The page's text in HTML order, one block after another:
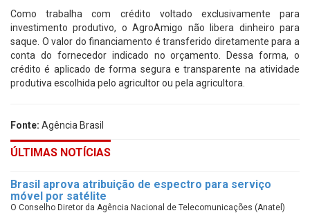
Como trabalha com crédito voltado exclusivamente para
investimento produtivo, o AgroAmigo não libera dinheiro para
saque. O valor do financiamento é transferido diretamente para a
conta do fornecedor indicado no orçamento. Dessa forma, o
crédito é aplicado de forma segura e transparente na atividade
produtiva escolhida pelo agricultor ou pela agricultora.
Fonte: Agência Brasil
ÚLTIMAS NOTÍCIAS
Brasil aprova atribuição de espectro para serviço
móvel por satélite
O Conselho Diretor da Agência Nacional de Telecomunicações (Anatel)